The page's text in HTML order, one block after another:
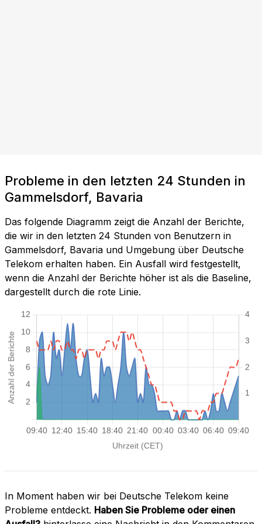
Probleme in den letzten 24 Stunden in
Gammelsdorf, Bavaria
Das folgende Diagramm zeigt die Anzahl der Berichte,
die wir in den letzten 24 Stunden von Benutzern in
Gammelsdorf, Bavaria und Umgebung über Deutsche
Telekom erhalten haben. Ein Ausfall wird festgestellt,
wenn die Anzahl der Berichte höher ist als die Baseline,
dargestellt durch die rote Linie.
In Moment haben wir bei Deutsche Telekom keine
Probleme entdeckt. Haben Sie Probleme oder einen